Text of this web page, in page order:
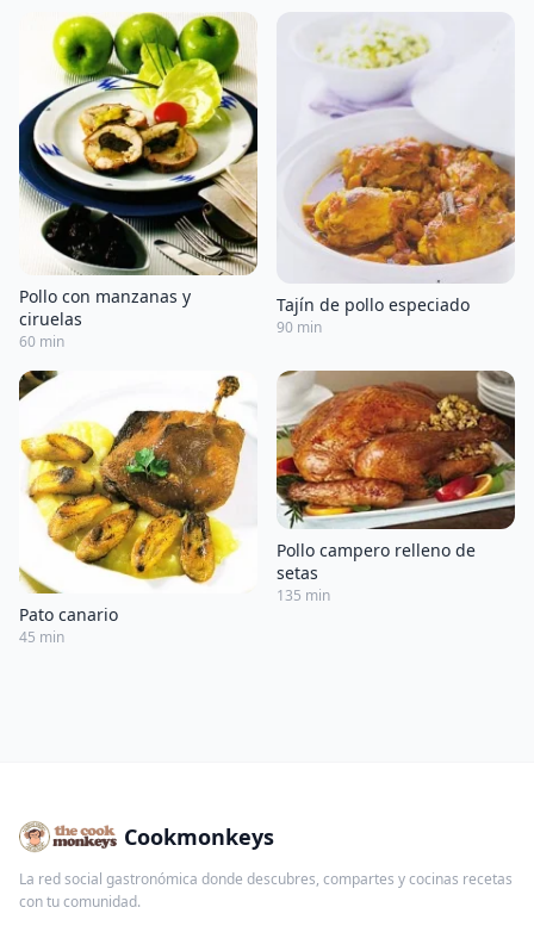
Pollo con manzanas y
ciruelas
60 min
Tajín de pollo especiado
90 min
Pato canario
45 min
Pollo campero relleno de
setas
135 min
Cookmonkeys
La red social gastronómica donde descubres, compartes y cocinas recetas
con tu comunidad.